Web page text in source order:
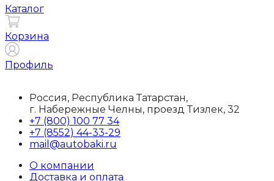
Каталог
Корзина
Профиль
Россия, Республика Татарстан,
г. Набережные Челны, проезд Тизлек, 32
+7 (800) 100 77 34
+7 (8552) 44-33-29
mail@autobaki.ru
О компании
Доставка и оплата